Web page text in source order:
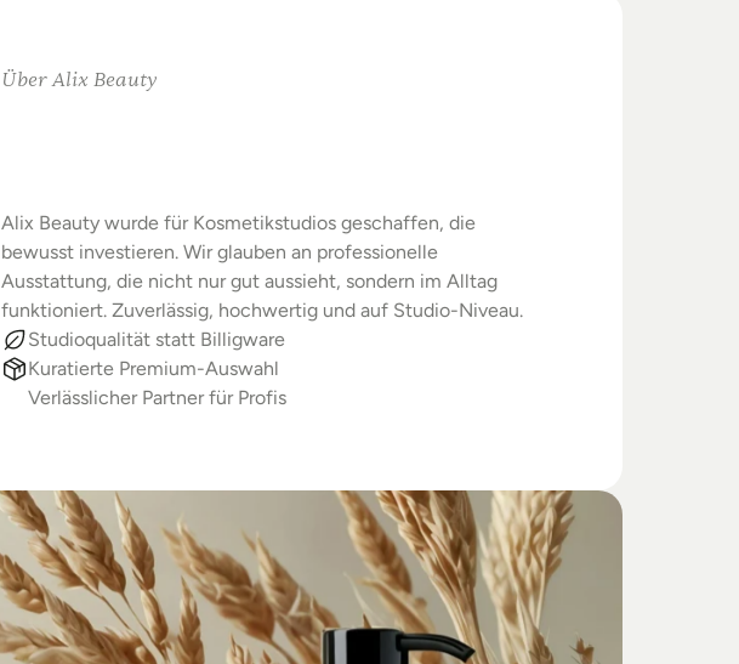
Über Alix Beauty
Alix Beauty wurde für Kosmetikstudios geschaffen, die
bewusst investieren. Wir glauben an professionelle
Ausstattung, die nicht nur gut aussieht, sondern im Alltag
funktioniert. Zuverlässig, hochwertig und auf Studio-Niveau.
Studioqualität statt Billigware
Kuratierte Premium-Auswahl
Verlässlicher Partner für Profis